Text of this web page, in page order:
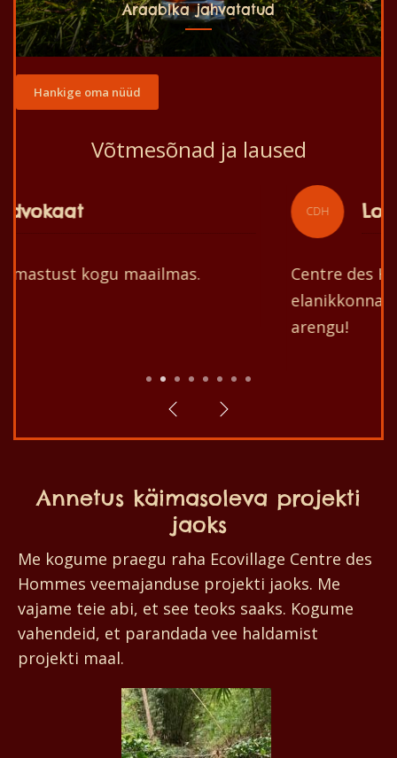
Araabika jahvatatud
Hankige oma nüüd
Võtmesõnad ja laused
CDH
Centre des Hommes seab eesmärgiks
elanikkonna ja nende keskkonna parema
1 2 3 4 5 6 7
Annetus käimasoleva projekti
jaoks
Me kogume praegu raha Ecovillage Centre des
Hommes veemajanduse projekti jaoks. Me
vajame teie abi, et see teoks saaks. Kogume
vahendeid, et parandada vee haldamist
projekti maal.